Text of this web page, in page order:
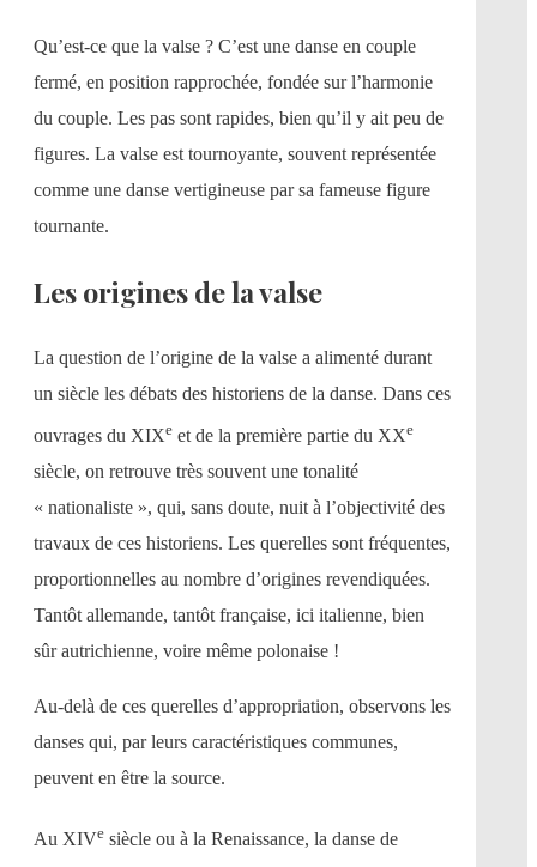
Qu’est-ce que la valse ? C’est une danse en couple
fermé, en position rapprochée, fondée sur l’harmonie
du couple. Les pas sont rapides, bien qu’il y ait peu de
figures. La valse est tournoyante, souvent représentée
comme une danse vertigineuse par sa fameuse figure
tournante.
Les origines de la valse
La question de l’origine de la valse a alimenté durant
un siècle les débats des historiens de la danse. Dans ces
ouvrages du XIXe et de la première partie du XXe
siècle, on retrouve très souvent une tonalité
« nationaliste », qui, sans doute, nuit à l’objectivité des
travaux de ces historiens. Les querelles sont fréquentes,
proportionnelles au nombre d’origines revendiquées.
Tantôt allemande, tantôt française, ici italienne, bien
sûr autrichienne, voire même polonaise !
Au-delà de ces querelles d’appropriation, observons les
danses qui, par leurs caractéristiques communes,
peuvent en être la source.
Au XIVe siècle ou à la Renaissance, la danse de